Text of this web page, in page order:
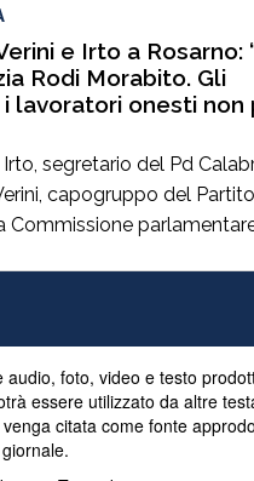
e Irto a Rosarno:
Rodi Morabito. Gli
lavoratori onesti non
soli”
segretario del Pd
capogruppo del Partito
Commissione
di Rosarno (Rc) la cui
da incendi, furti e
si è verificato nei
audio, foto, video e testo
essere utilizzato da altre
citata come fonte